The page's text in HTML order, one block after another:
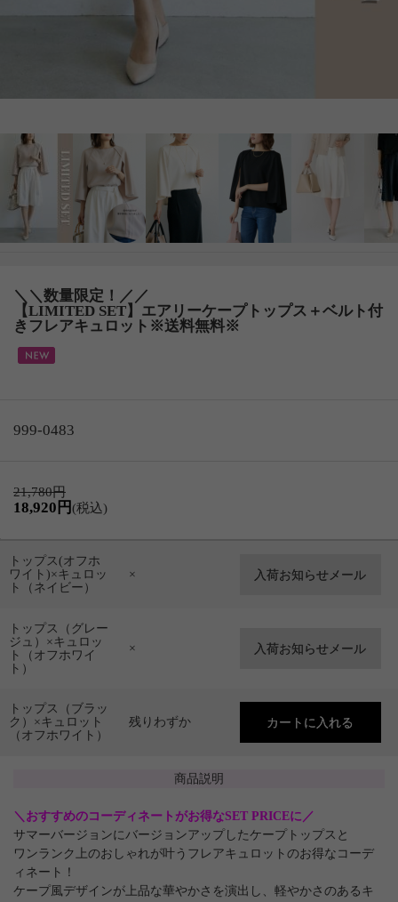
＼＼数量限定！／／
【LIMITED SET】エアリーケープトップス＋ベルト付
きフレアキュロット※送料無料※
999-0483
21,780円
18,920円(税込)
トップス(オフホ
ワイト)×キュロッ
ト（ネイビー）
×
トップス（グレー
ジュ）×キュロッ
ト（オフホワイ
ト）
×
トップス（ブラッ
ク）×キュロット
（オフホワイト）
残りわずか
商品説明
＼おすすめのコーディネートがお得なSET PRICEに／
サマーバージョンにバージョンアップしたケープトップスと
ワンランク上のおしゃれが叶うフレアキュロットのお得なコーデ
ィネート！
ケープ風デザインが上品な華やかさを演出し、軽やかさのあるキ